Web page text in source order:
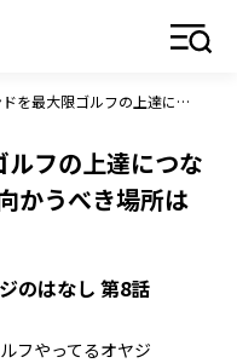
1回のラウンドを最大限ゴルフの上達につなげるため、スタート前に向かうべき場所はどこ？
フの上達につな
かうべき場所は
のはなし 第8話
フやってるオヤジ